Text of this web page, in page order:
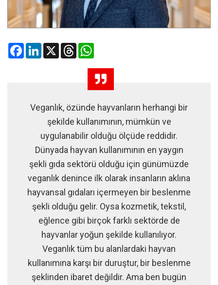
FacebookLinkedIn
X Threads
Veganlık, özünde hayvanların herhangi bir
şekilde kullanımının, mümkün ve
uygulanabilir olduğu ölçüde reddidir.
Dünyada hayvan kullanımının en yaygın
şekli gıda sektörü olduğu için günümüzde
veganlık denince ilk olarak insanların aklına
hayvansal gıdaları içermeyen bir beslenme
şekli olduğu gelir. Oysa kozmetik, tekstil,
eğlence gibi birçok farklı sektörde de
hayvanlar yoğun şekilde kullanılıyor.
Veganlık tüm bu alanlardaki hayvan
kullanımına karşı bir duruştur, bir beslenme
şeklinden ibaret değildir. Ama ben bugün